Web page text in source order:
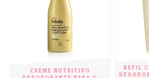
CREME NUTRITIVO
REFIL